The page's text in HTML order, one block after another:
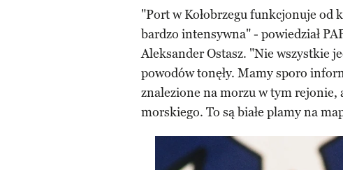
"Port w Kołobrzegu funkcjonuje od
bardzo intensywna" - powiedział
Aleksander Ostasz. "Nie wszystkie
powodów tonęły. Mamy sporo
znalezione na morzu w tym rejonie,
morskiego. To są białe plamy na